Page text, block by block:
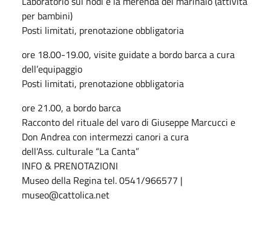
per bambini)
Posti limitati, prenotazione obbligatoria
ore 18.00-19.00, visite guidate a bordo barca a cura
dell’equipaggio
Posti limitati, prenotazione obbligatoria
ore 21.00, a bordo barca
Racconto del rituale del varo di Giuseppe Marcucci e
Don Andrea con intermezzi canori a cura
dell’Ass. culturale “La Canta”
INFO & PRENOTAZIONI
Museo della Regina tel. 0541/966577 |
museo@cattolica.net